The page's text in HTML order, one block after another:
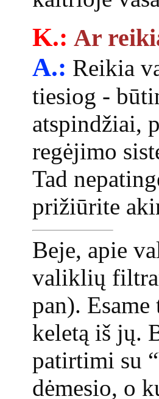
K.: Ar
A.: Reikia
tiesiog -
atspindžiai,
regėjimo
Tad
prižiūrite
Beje, apie
valiklių
pan).
keletą iš jų.
patirtimi su
dėmesio, o